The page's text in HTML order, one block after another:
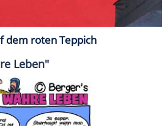
dem roten Teppich
Leben"